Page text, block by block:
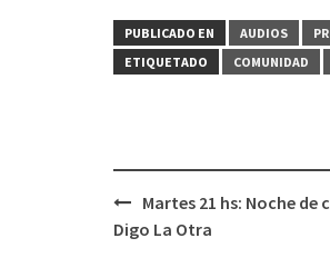
PUBLICADO EN AUDIOS
ETIQUETADO
COMUNIDAD
Navegación
de
Martes 21 hs: Noche
Digo La Otra